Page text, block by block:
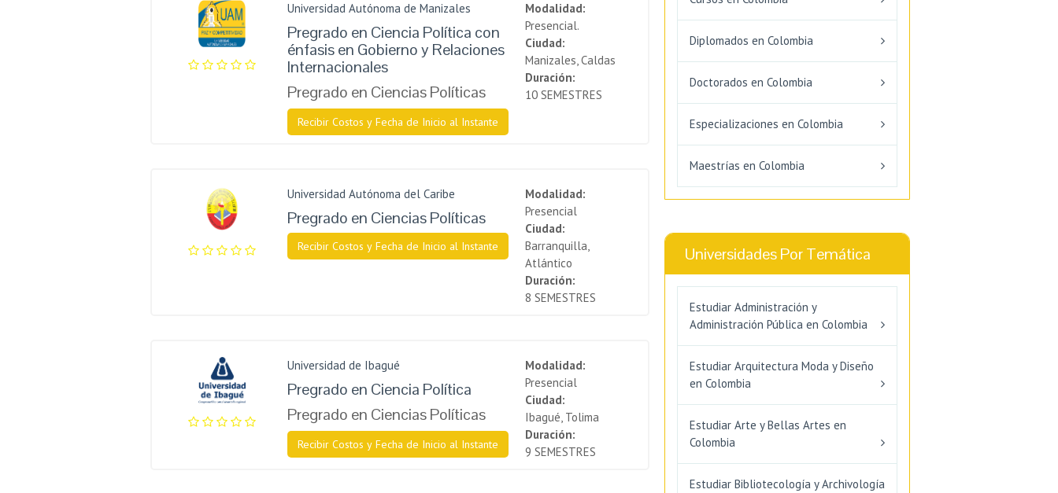
Universidad Autónoma de Manizales
Pregrado en Ciencia Política con
énfasis en Gobierno y Relaciones
Internacionales
Pregrado en Ciencias Políticas
Recibir Costos y Fecha de Inicio al Instante
Modalidad:
Presencial.
Ciudad:
Manizales, Caldas
Duración:
10 SEMESTRES
Universidad Autónoma del Caribe
Pregrado en Ciencias Políticas
Recibir Costos y Fecha de Inicio al Instante
Modalidad:
Presencial
Ciudad:
Barranquilla,
Atlántico
Duración:
8 SEMESTRES
Universidad de Ibagué
Pregrado en Ciencia Política
Pregrado en Ciencias Políticas
Recibir Costos y Fecha de Inicio al Instante
Modalidad:
Presencial
Ciudad:
Ibagué, Tolima
Duración:
9 SEMESTRES
Diplomados en Colombia
Doctorados en Colombia
Especializaciones en Colombia
Maestrías en Colombia
Universidades Por Temática
Estudiar Administración y
Administración Pública en Colombia
Estudiar Arquitectura Moda y Diseño
en Colombia
Estudiar Arte y Bellas Artes en
Colombia
Estudiar Bibliotecología y Archivología